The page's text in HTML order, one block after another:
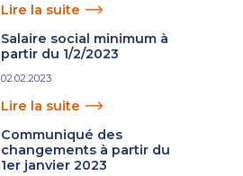
Lire la suite
Salaire social minimum à
partir du 1/2/2023
02.02.2023
Lire la suite
Communiqué des
changements à partir du
1er janvier 2023